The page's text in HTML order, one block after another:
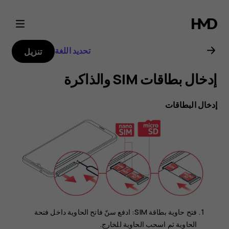
دليل
مستخدم
Nokia
G11
تحديد اللغة تنزيل
إدخال البطاقات
فتح حاوية بطاقة SIM: ادفع سنّ فاتح الحاوية داخل فتحة
الحاوية ثم اسحب الحاوية للخارج.